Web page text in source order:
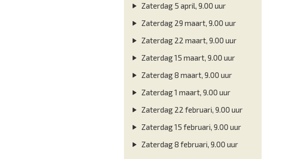
Zaterdag 5 april, 9.00 uur
Zaterdag 29 maart, 9.00 uur
Zaterdag 22 maart, 9.00 uur
Zaterdag 15 maart, 9.00 uur
Zaterdag 8 maart, 9.00 uur
Zaterdag 1 maart, 9.00 uur
Zaterdag 22 februari, 9.00 uur
Zaterdag 15 februari, 9.00 uur
Zaterdag 8 februari, 9.00 uur